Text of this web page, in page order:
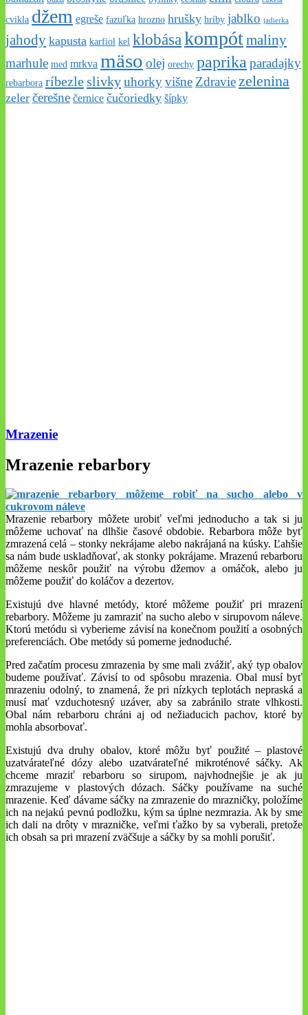
cvikla džem egreše fazuľka hrozno hrušky hríby jablko jadierka
jahody kapusta karfiol kel klobásakompótmaliny
marhule med mrkva mäso olej orechy paprika paradajky
rebarbora ríbezleslivkyuhorkyvišne Zdravie zelenina
zeler čerešne černice čučoriedky šípky
Mrazenie
Mrazenie rebarbory
Mrazenie rebarbory môžete urobiť veľmi jednoducho a tak si ju
môžeme uchovať na dlhšie časové obdobie. Rebarbora ​​môže byť
zmrazená celá – stonky nekrájame alebo nakrájaná na kúsky. Ľahšie
sa nám bude uskladňovať, ak stonky pokrájame. Mrazenú rebarboru
môžeme neskôr použiť na výrobu džemov a omáčok, alebo ju
môžeme použiť do koláčov a dezertov.
Existujú dve hlavné metódy, ktoré môžeme použiť pri mrazení
rebarbory. Môžeme ju zamraziť na sucho alebo v sirupovom náleve.
Ktorú metódu si vyberieme závisí na konečnom použití a osobných
preferenciách. Obe metódy sú pomerne jednoduché.
Pred začatím procesu zmrazenia by sme mali zvážiť, aký typ obalov
budeme používať. Závisí to od spôsobu mrazenia. Obal musí byť
mrazeniu odolný, to znamená, že pri nízkych teplotách nepraská a
musí mať vzduchotesný uzáver, aby sa zabránilo strate vlhkosti.
Obal nám rebarboru chráni aj od nežiaducich pachov, ktoré by
mohla absorbovať.
Existujú dva druhy obalov, ktoré môžu byť použité – plastové
uzatvárateľné dózy alebo uzatvárateľné mikroténové sáčky. Ak
chceme mraziť rebarboru so sirupom, najvhodnejšie je ak ju
zmrazujeme v plastových dózach. Sáčky používame na suché
mrazenie. Keď dávame sáčky na zmrazenie do mrazničky, položíme
ich na nejakú pevnú podložku, kým sa úplne nezmrazia. Ak by sme
ich dali na drôty v mrazničke, veľmi ťažko by sa vyberali, pretože
ich obsah sa pri mrazení zväčšuje a sáčky by sa mohli porušiť.